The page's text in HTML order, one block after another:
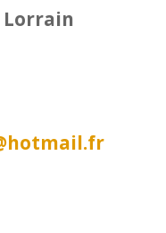
Lorrain